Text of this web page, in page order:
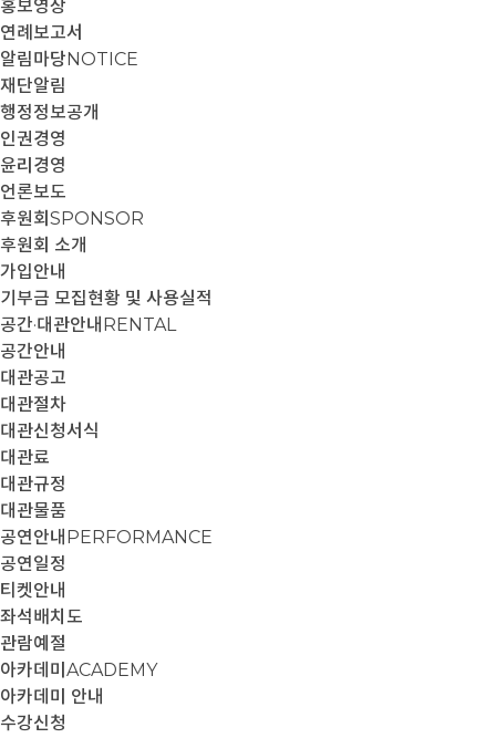
홍보영상
연례보고서
알림마당NOTICE
재단알림
행정정보공개
인권경영
윤리경영
언론보도
후원회 SPONSOR
후원회 소개
가입안내
기부금 모집현황 및 사용실적
공간·대관안내 RENTAL
공간안내
대관공고
대관절차
대관신청서식
대관료
대관규정
대관물품
공연안내 PERFORMANCE
공연일정
티켓안내
좌석배치도
관람예절
아카데미 ACADEMY
아카데미 안내
수강신청